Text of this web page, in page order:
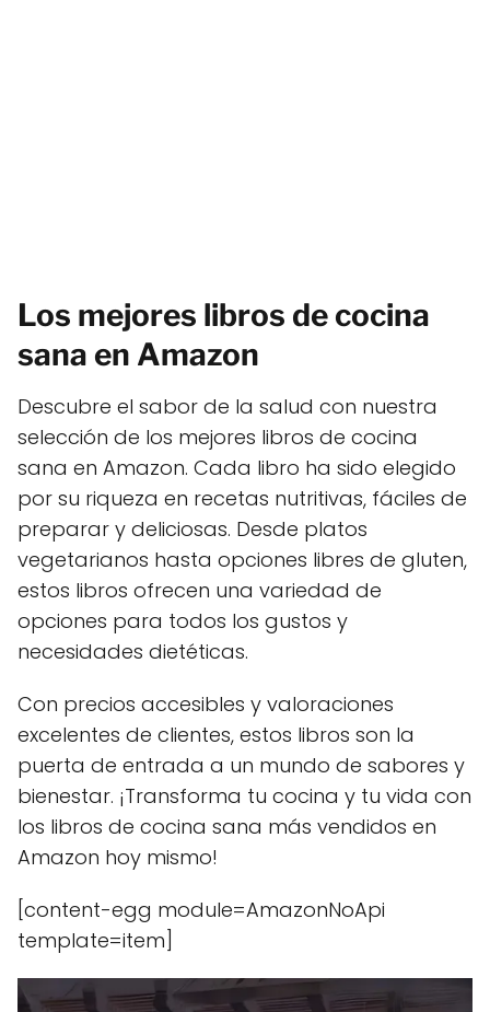
Los mejores libros de cocina
sana en Amazon
Descubre el sabor de la salud con nuestra
selección de los mejores libros de cocina
sana en Amazon. Cada libro ha sido elegido
por su riqueza en recetas nutritivas, fáciles de
preparar y deliciosas. Desde platos
vegetarianos hasta opciones libres de gluten,
estos libros ofrecen una variedad de
opciones para todos los gustos y
necesidades dietéticas.
Con precios accesibles y valoraciones
excelentes de clientes, estos libros son la
puerta de entrada a un mundo de sabores y
bienestar. ¡Transforma tu cocina y tu vida con
los libros de cocina sana más vendidos en
Amazon hoy mismo!
[content-egg module=AmazonNoApi
template=item]